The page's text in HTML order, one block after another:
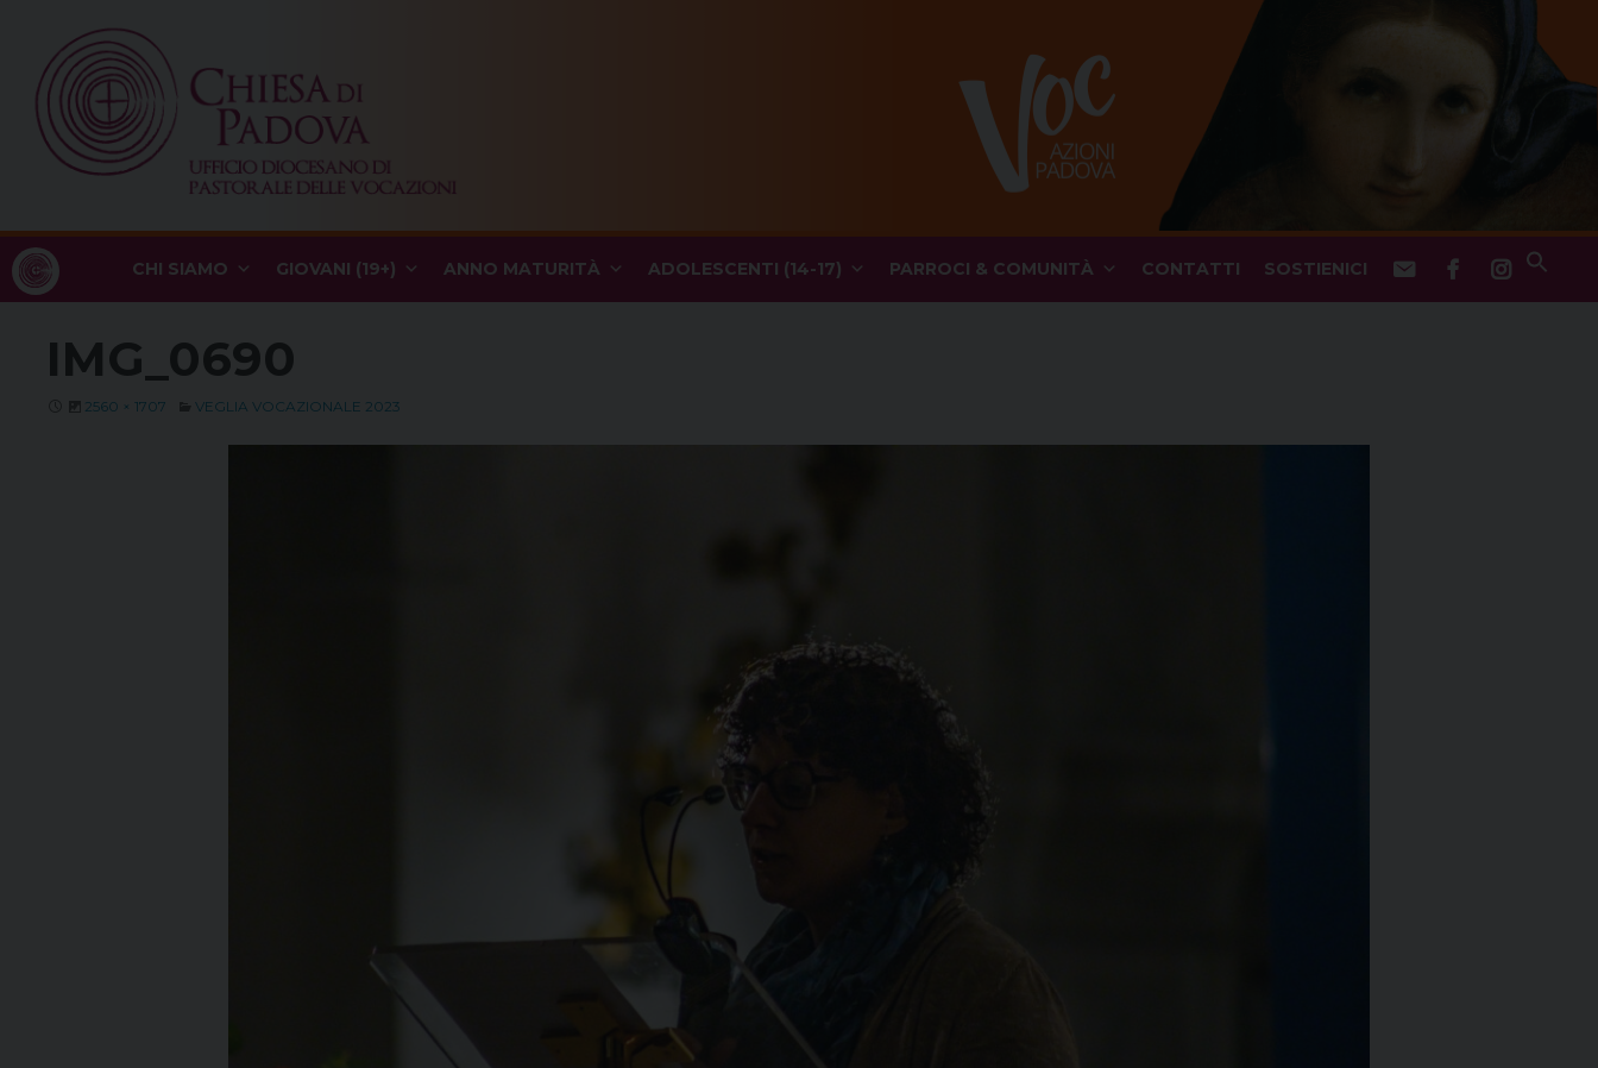
content
CHI SIAMO GIOVANI (19+) ANNO MATURITÀ ADOLESCENTI (14-17) PARROCI & COMUNITÀ CONTATTI SOSTIENICI
IMG_0690
2560 × 1707 VEGLIA VOCAZIONALE 2023